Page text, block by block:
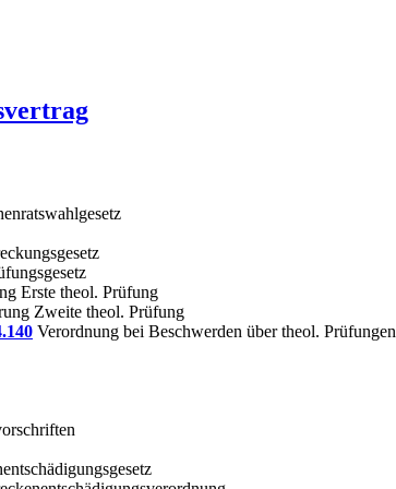
Erste theol. Prüfung
Zweite theol. Prüfung
Verordnung bei Beschwerden über theol. Prüfungen